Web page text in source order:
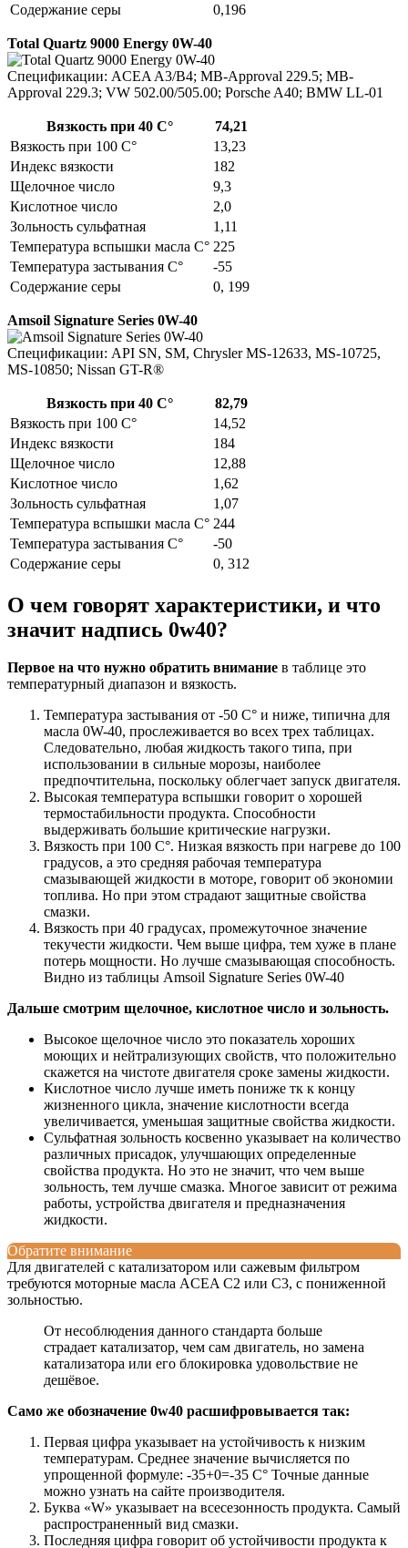
Содержание серы
0,196
Total Quartz 9000 Energy 0W-40
Спецификации: ACEA A3/B4; MB-Approval 229.5; MB-
Approval 229.3; VW 502.00/505.00; Porsche A40; BMW LL-01
Вязкость при 40 С°
74,21
Вязкость при 100 С°
13,23
Индекс вязкости
182
Щелочное число
9,3
Кислотное число
2,0
Зольность сульфатная
1,11
Температура вспышки масла С° 225
Температура застывания С°
-55
Содержание серы
0, 199
Amsoil Signature Series 0W-40
Спецификации: API SN, SM, Chrysler MS-12633, MS-10725,
MS-10850; Nissan GT-R®
Вязкость при 40 С°
82,79
Вязкость при 100 С°
14,52
Индекс вязкости
184
Щелочное число
12,88
Кислотное число
1,62
Зольность сульфатная
1,07
Температура вспышки масла С° 244
Температура застывания С°
-50
Содержание серы
0, 312
О чем говорят характеристики, и что
значит надпись 0w40?
Первое на что нужно обратить внимание в таблице это
температурный диапазон и вязкость.
Температура застывания от -50 C° и ниже, типична для
масла 0W-40, прослеживается во всех трех таблицах.
Следовательно, любая жидкость такого типа, при
использовании в сильные морозы, наиболее
предпочтительна, поскольку облегчает запуск двигателя.
Высокая температура вспышки говорит о хорошей
термостабильности продукта. Способности
выдерживать большие критические нагрузки.
Вязкость при 100 C°. Низкая вязкость при нагреве до 100
градусов, а это средняя рабочая температура
смазывающей жидкости в моторе, говорит об экономии
топлива. Но при этом страдают защитные свойства
смазки.
Вязкость при 40 градусах, промежуточное значение
текучести жидкости. Чем выше цифра, тем хуже в плане
потерь мощности. Но лучше смазывающая способность.
Видно из таблицы Amsoil Signature Series 0W-40
Дальше смотрим щелочное, кислотное число и зольность.
Высокое щелочное число это показатель хороших
моющих и нейтрализующих свойств, что положительно
скажется на чистоте двигателя сроке замены жидкости.
Кислотное число лучше иметь пониже тк к концу
жизненного цикла, значение кислотности всегда
увеличивается, уменьшая защитные свойства жидкости.
Сульфатная зольность косвенно указывает на количество
различных присадок, улучшающих определенные
свойства продукта. Но это не значит, что чем выше
зольность, тем лучше смазка. Многое зависит от режима
работы, устройства двигателя и предназначения
жидкости.
Обратите внимание
Для двигателей с катализатором или сажевым фильтром
требуются моторные масла ACEA С2 или C3, с пониженной
зольностью.
От несоблюдения данного стандарта больше
страдает катализатор, чем сам двигатель, но замена
катализатора или его блокировка удовольствие не
дешёвое.
Само же обозначение 0w40 расшифровывается так:
Первая цифра указывает на устойчивость к низким
температурам. Среднее значение вычисляется по
упрощенной формуле: -35+0=-35 C° Точные данные
можно узнать на сайте производителя.
Буква «W» указывает на всесезонность продукта. Самый
распространенный вид смазки.
Последняя цифра говорит об устойчивости продукта к